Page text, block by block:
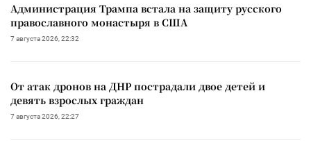
Администрация Трампа встала на защиту русского
православного монастыря в США
7 августа 2026, 22:32
От атак дронов на ДНР пострадали двое детей и
девять взрослых граждан
7 августа 2026, 22:27